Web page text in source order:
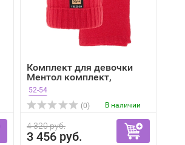
Комплект для девочки
Ментол комплект,
Миалт...
52-54
(0)
В наличии
4 320 руб.
3 456 руб.